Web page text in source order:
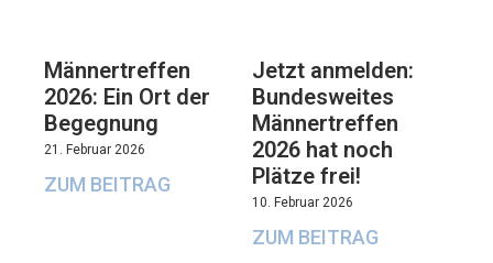
Männertreffen
2026: Ein Ort der
Begegnung
21. Februar 2026
ZUM BEITRAG
Jetzt anmelden:
Bundesweites
Männertreffen
2026 hat noch
Plätze frei!
10. Februar 2026
ZUM BEITRAG